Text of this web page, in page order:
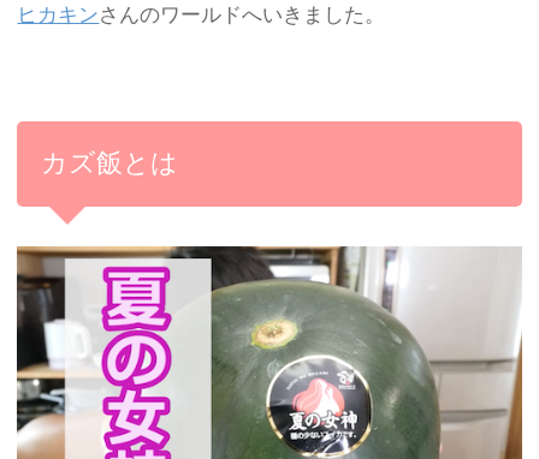
ヒカキンさんのワールドへいきました。
カズ飯とは